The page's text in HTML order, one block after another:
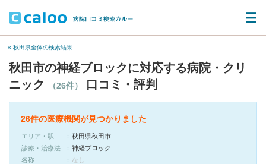
« 秋田県全体の検索結果
秋田市の神経ブロックに対応する病院・クリ
ニック
（26件） 口コミ・評判
26件の医療機関が見つかりました
エリア・駅
秋田県秋田市
診療・治療法
神経ブロック
名称
なし